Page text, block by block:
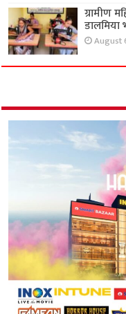
ग्रामीण
August